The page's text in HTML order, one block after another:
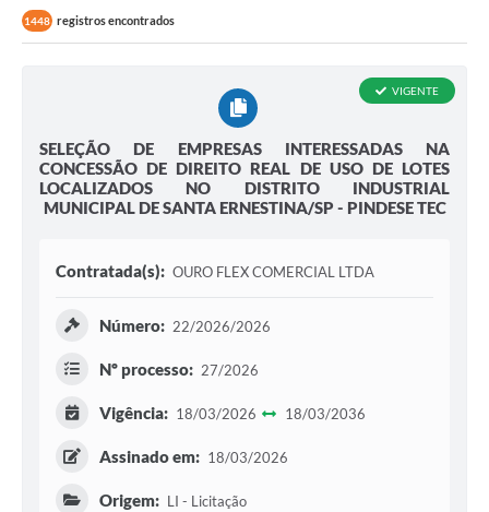
1448 registros encontrados
SELEÇÃO DE EMPRESAS INTERESSADAS NA
CONCESSÃO DE DIREITO REAL DE USO DE LOTES
LOCALIZADOS NO DISTRITO INDUSTRIAL
MUNICIPAL DE SANTA ERNESTINA/SP - PINDESE TEC
VIGENTE
Contratada(s): OURO FLEX COMERCIAL LTDA
Número: 22/2026/2026
Nº processo: 27/2026
Vigência: 18/03/2026 18/03/2036
Assinado em: 18/03/2026
Origem: LI - Licitação